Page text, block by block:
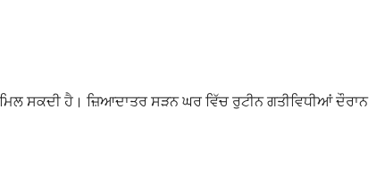
ਸਕਦੀ ਹੈ। ਜ਼ਿਆਦਾਤਰ ਸੜਨ ਘਰ ਵਿੱਚ ਰੁਟੀਨ ਗਤੀਵਿਧੀਆਂ ਦੌਰਾਨ